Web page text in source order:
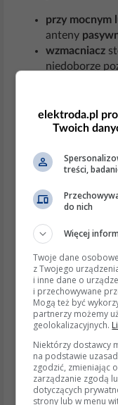
przy mocnym
anteny
wzmacniacz
niedoborze
zgodnie z
wyraźnie
sprawdzić
polaryzacji pionowej
Błędna
anteny. (dipol.com.pl
6. Jeśli chcesz
samodzielnie
Jeżeli pytasz
pasma:
dlaUHF
elektroda.pl
Twoich
treści,
do nich
Więcej
Twoje dane
z Twojego
i inne dane o
i przechowywane
Mogą też być
partnerzy możemy
geolokalizacyjnych.
Niektórzy dostawcy
na podstawie
zgodzić, zmieniając
zarządzanie zgodą
dotyczących
strony lub w menu